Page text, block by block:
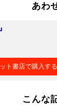
あわ
ト書店で購入する
こんな